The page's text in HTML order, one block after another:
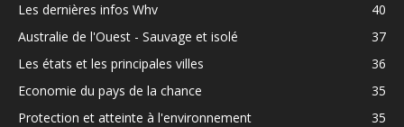
Les dernières infos Whv
40
Australie de l'Ouest - Sauvage et isolé
37
Les états et les principales villes
36
Economie du pays de la chance
35
Protection et atteinte à l'environnement
35